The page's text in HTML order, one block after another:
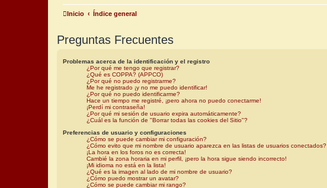
Inicio Índice general
Preguntas Frecuentes
Problemas acerca de la identificación y el registro
¿Por qué me tengo que registrar?
¿Qué es COPPA? (APPCO)
¿Por qué no puedo registrarme?
Me he registrado ¡y no me puedo identificar!
¿Por qué no puedo identificarme?
Hace un tiempo me registré, ¡pero ahora no puedo conectarme!
¡Perdí mi contraseña!
¿Por qué mi sesión de usuario expira automáticamente?
¿Cuál es la función de "Borrar todas las cookies del Sitio"?
Preferencias de usuario y configuraciones
¿Cómo se puede cambiar mi configuración?
¿Cómo evito que mi nombre de usuario aparezca en las listas de usuarios conectados?
¡La hora en los foros no es correcta!
Cambié la zona horaria en mi perfil, ¡pero la hora sigue siendo incorrecto!
¡Mi idioma no está en la lista!
¿Qué es la imagen al lado de mi nombre de usuario?
¿Cómo puedo mostrar un avatar?
¿Cómo se puede cambiar mi rango?